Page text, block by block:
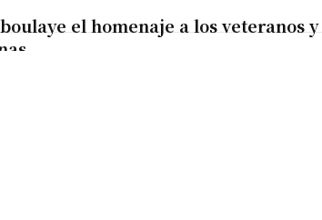
el homenaje a los veteranos y